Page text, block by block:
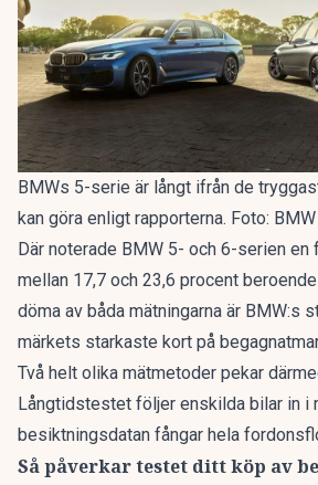
BMWs 5-serie är långt ifrån de
kan göra enligt rapporterna. Foto: BMW
Där noterade BMW 5- och 6-serien
mellan 17,7 och 23,6 procent
döma av båda mätningarna är BMW:s
märkets starkaste kort på
Två helt olika mätmetoder pekar
Långtidstestet följer enskilda bilar in i
besiktningsdatan fångar hela
Så påverkar testet ditt köp av